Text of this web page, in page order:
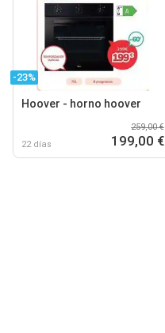
-23%
Hoover - horno hoover
22 días
259,00 €
199,00 €